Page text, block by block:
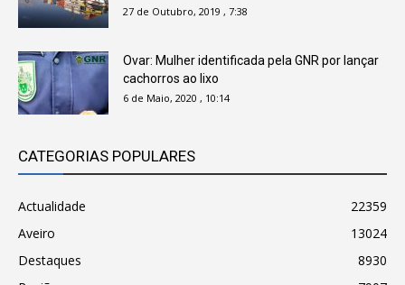
27 de Outubro, 2019 , 7:38
Ovar: Mulher identificada pela GNR por lançar
cachorros ao lixo
6 de Maio, 2020 , 10:14
CATEGORIAS POPULARES
Actualidade
22359
Aveiro
13024
Destaques
8930